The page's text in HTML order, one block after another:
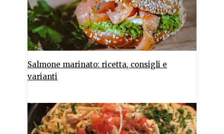
Salmone marinato: ricetta, consigli e
varianti